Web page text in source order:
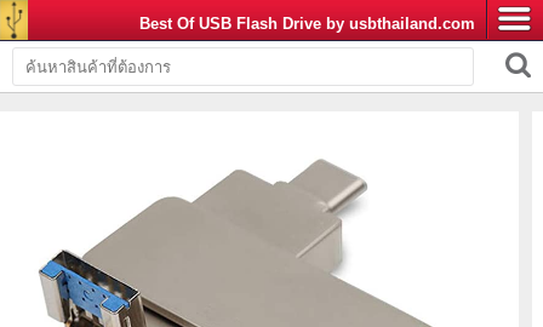
Best Of USB Flash Drive by usbthailand.com